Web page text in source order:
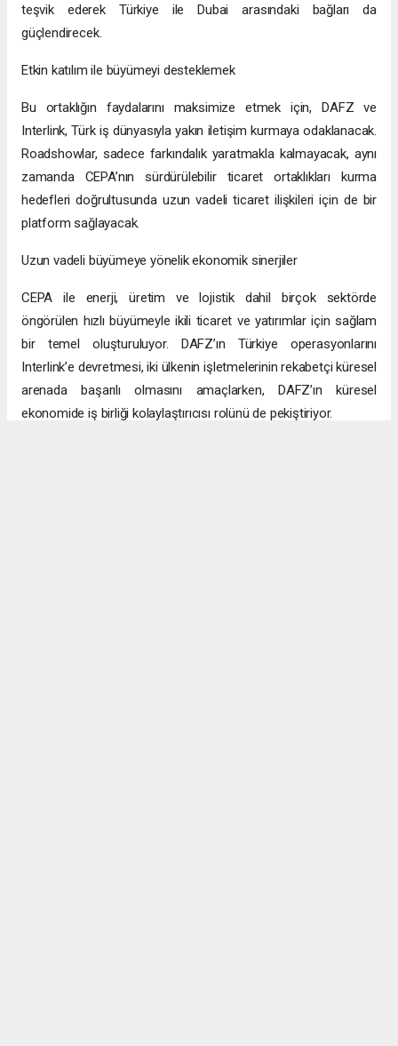
teşvik ederek Türkiye ile Dubai arasındaki bağları da
güçlendirecek.
Etkin katılım ile büyümeyi desteklemek
Bu ortaklığın faydalarını maksimize etmek için, DAFZ ve
Interlink, Türk iş dünyasıyla yakın iletişim kurmaya odaklanacak.
Roadshowlar, sadece farkındalık yaratmakla kalmayacak, aynı
zamanda CEPA’nın sürdürülebilir ticaret ortaklıkları kurma
hedefleri doğrultusunda uzun vadeli ticaret ilişkileri için de bir
platform sağlayacak.
Uzun vadeli büyümeye yönelik ekonomik sinerjiler
CEPA ile enerji, üretim ve lojistik dahil birçok sektörde
öngörülen hızlı büyümeyle ikili ticaret ve yatırımlar için sağlam
bir temel oluşturuluyor. DAFZ’ın Türkiye operasyonlarını
Interlink’e devretmesi, iki ülkenin işletmelerinin rekabetçi küresel
arenada başarılı olmasını amaçlarken, DAFZ’ın küresel
ekonomide iş birliği kolaylaştırıcısı rolünü de pekiştiriyor.